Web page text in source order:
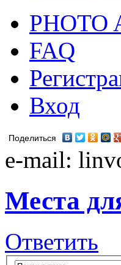
PHOTO
FAQ
Вход
Поделиться
e-mail:
Места
Ответить